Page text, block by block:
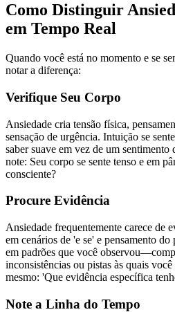
Como Distinguir
em Tempo Real
Quando você está no momento e se
notar a diferença:
Verifique Seu Corpo
Ansiedade cria tensão física,
sensação de urgência. Intuição se
saber suave em vez de um
note: Seu corpo se sente tenso e em
consciente?
Procure Evidência
Ansiedade frequentemente carece de
em cenários de 'e se' e pensamento
em padrões que você
inconsistências ou pistas às quais
mesmo: 'Que evidência específica
Note a Linha do Tempo